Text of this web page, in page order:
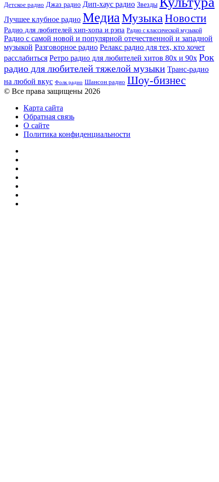
Детское радио Джаз радио Дип-хаус радио Звезды
Лучшее клубное радио МедиаМузыкаНовости
Радио для любителей хип-хопа и рэпа Радио с классической музыкой
Радио с самой новой и популярной отечественной и западной
музыкой Разговорное радио Релакс радио для тех, кто хочет
расслабиться Ретро радио для любителей хитов 80х и 90х Рок
радио для любителей тяжелой музыки Транс-радио
на любой вкус Фолк радио Шансон радио Шоу-бизнес
© Все права защищены 2026
Карта сайта
Обратная связь
О сайте
Политика конфиденциальности